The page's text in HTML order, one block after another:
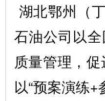
湖北鄂州（
石油公司以
质量管理，
以“预案演练